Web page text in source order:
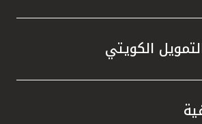
الكويتي